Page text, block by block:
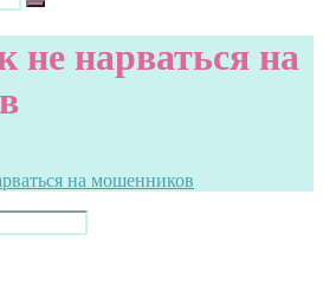
не нарваться на
на мошенников